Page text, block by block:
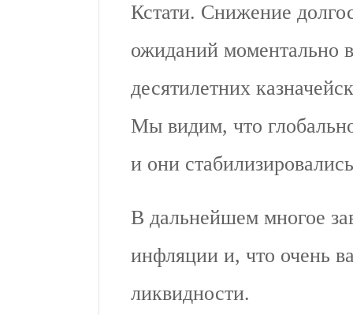
Кстати. Снижение
ожиданий моментально
десятилетних
Мы видим, что
и они
В дальнейшем многое
инфляции и, что очень
ликвидности.